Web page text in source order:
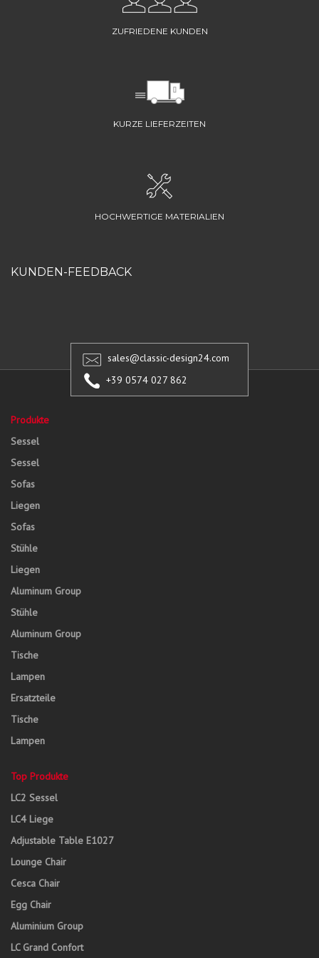
ZUFRIEDENE KUNDEN
KURZE LIEFERZEITEN
HOCHWERTIGE MATERIALIEN
KUNDEN-FEEDBACK
sales@classic-design24.com
+39 0574 027 862
Produkte
Sessel
Sessel
Sofas
Liegen
Sofas
Stühle
Liegen
Aluminum Group
Stühle
Aluminum Group
Tische
Lampen
Ersatzteile
Tische
Lampen
Top Produkte
LC2 Sessel
LC4 Liege
Adjustable Table E1027
Lounge Chair
Cesca Chair
Egg Chair
Aluminium Group
LC Grand Confort